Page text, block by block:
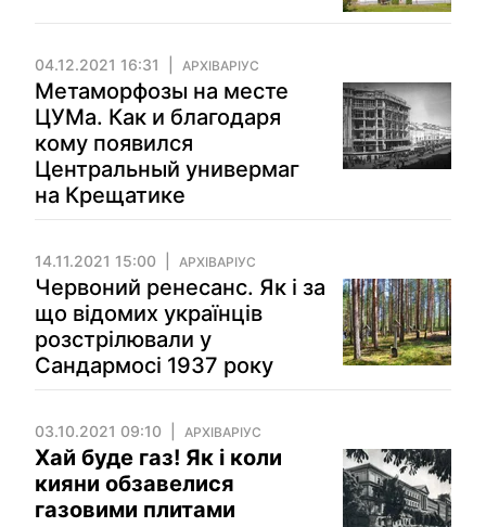
04.12.2021 16:31 АРХІВАРІУС
Метаморфозы на месте
ЦУМа. Как и благодаря
кому появился
Центральный универмаг
на Крещатике
14.11.2021 15:00 АРХІВАРІУС
Червоний ренесанс. Як і за
що відомих українців
розстрілювали у
Сандармосі 1937 року
03.10.2021 09:10 АРХІВАРІУС
Хай буде газ! Як і коли
кияни обзавелися
газовими плитами